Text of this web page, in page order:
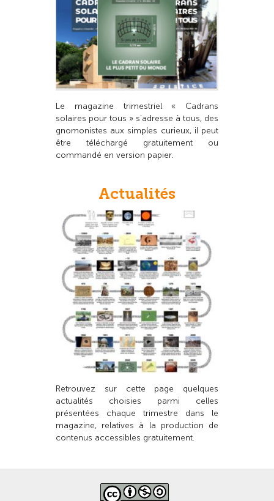
Le magazine trimestriel « Cadrans
solaires pour tous » s’adresse à tous, des
gnomonistes aux simples curieux, il peut
être téléchargé gratuitement ou
commandé en version papier.
Actualités
Retrouvez sur cette page quelques
actualités choisies parmi celles
présentées chaque trimestre dans le
magazine, relatives à la production de
contenus accessibles gratuitement.